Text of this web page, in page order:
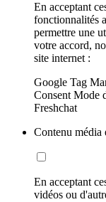
En acceptant
fonctionnalités
permettre une
votre accord,
site internet :
Google Tag
Consent Mode
Freshchat
Contenu média
En acceptant
vidéos ou